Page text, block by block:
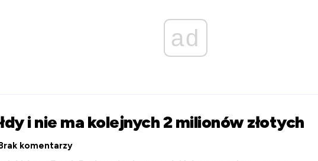
ad
i nie ma kolejnych 2 milionów złotych
Brak komentarzy